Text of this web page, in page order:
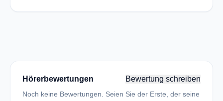
Hörerbewertungen Bewertung schreiben
Noch keine Bewertungen. Seien Sie der Erste, der seine